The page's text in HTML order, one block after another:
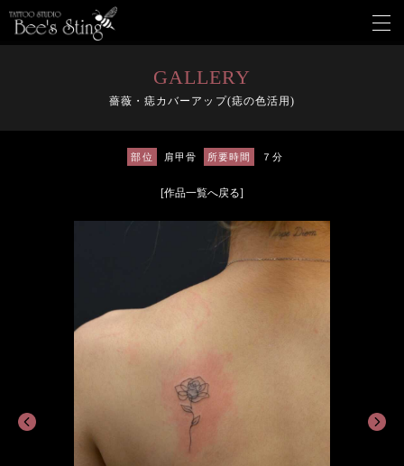
メ
ニ
GALLERY
薔薇・痣カバーアップ(痣の色活用)
部位 肩甲骨 所要時間 ７分